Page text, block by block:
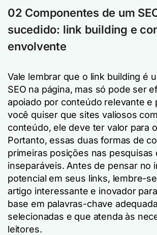
02 Componentes de um
sucedido: link building e
envolvente
Vale lembrar que o link building é
SEO na página, mas só pode ser
apoiado por conteúdo relevante e
você quiser que sites valiosos
conteúdo, ele deve ter valor para
Portanto, essas duas formas de
primeiras posições nas pesquisas
inseparáveis. Antes de pensar no
potencial em seus links, lembre-
artigo interessante e inovador
base em palavras-chave
selecionadas e que atenda às
leitores.